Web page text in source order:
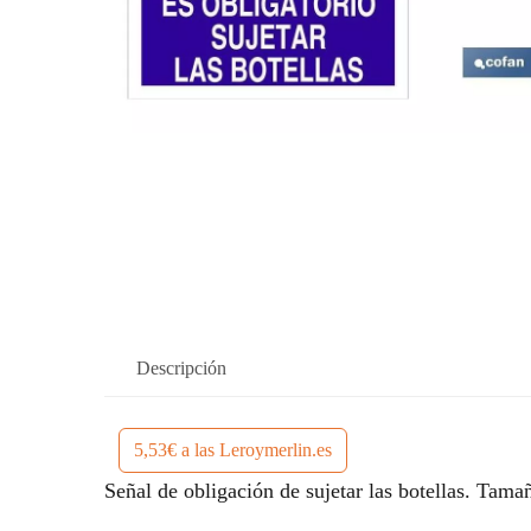
Descripción
5,53€ a las Leroymerlin.es
Señal de obligación de sujetar las botellas.